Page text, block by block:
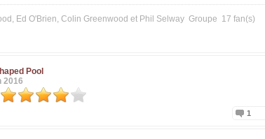
Ed O'Brien, Colin Greenwood et Phil Selway Groupe 17 fan(s)
Pool
2016
1